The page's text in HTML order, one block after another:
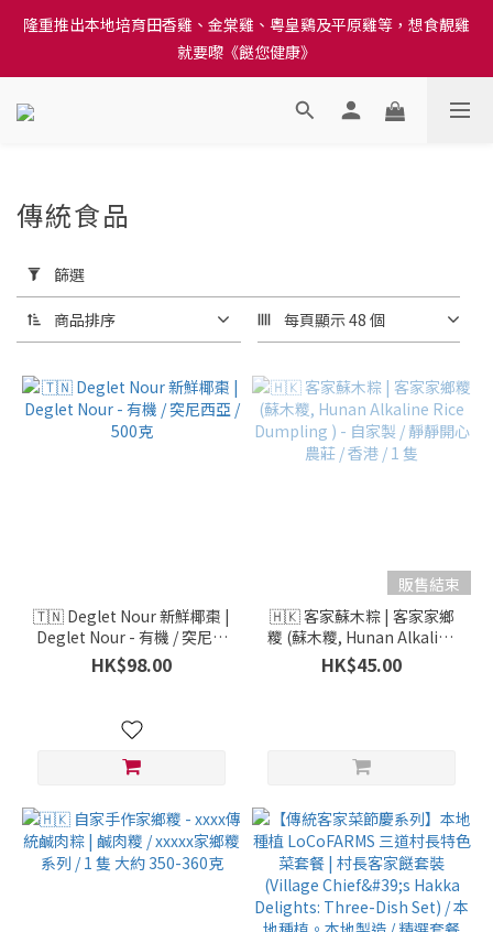
訂單結帳注意事項：送貨方法中選擇區域 - 然後當填寫地址時, 請
小心選擇分區及區域, 因資料錯誤會影響前往結帳
隆重推出本地培育田香雞、金棠雞、粵皇鷄及平原雞等，想食靚雞
就要嚟《餸您健康》
訂單結帳注意事項：送貨方法中選擇區域 - 然後當填寫地址時, 請
用
篩
選
價格
(HK$)
傳統食品
篩選
商品排序 每頁顯示 48 個
🇹🇳 Deglet Nour 新鮮椰棗 |
Deglet Nour - 有機 / 突尼西
亞 / 500克
HK$98.00
販售結束
🇭🇰 客家蘇木粽 | 客家家鄉
糭 (蘇木糭, Hunan Alkaline
Rice Dumpling ) - 自家製 /
靜靜開心農莊 / 香港 / 1 隻
HK$45.00